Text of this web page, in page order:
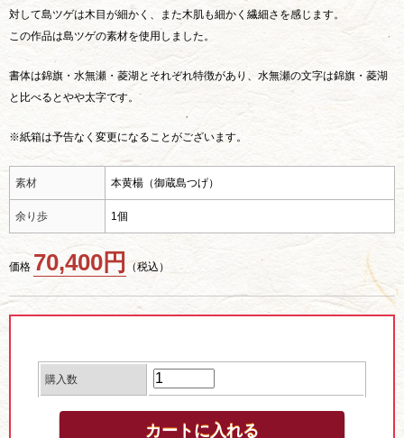
対して島ツゲは木目が細かく、また木肌も細かく繊細さを感じます。
この作品は島ツゲの素材を使用しました。
書体は錦旗・水無瀬・菱湖とそれぞれ特徴があり、水無瀬の文字は錦旗・菱湖
と比べるとやや太字です。
※紙箱は予告なく変更になることがございます。
素材 本黄楊（御蔵島つげ）
余り歩 1個
価格 70,400円 （税込）
購入数